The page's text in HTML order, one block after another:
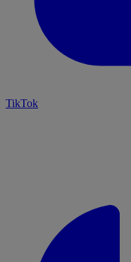
TikTok